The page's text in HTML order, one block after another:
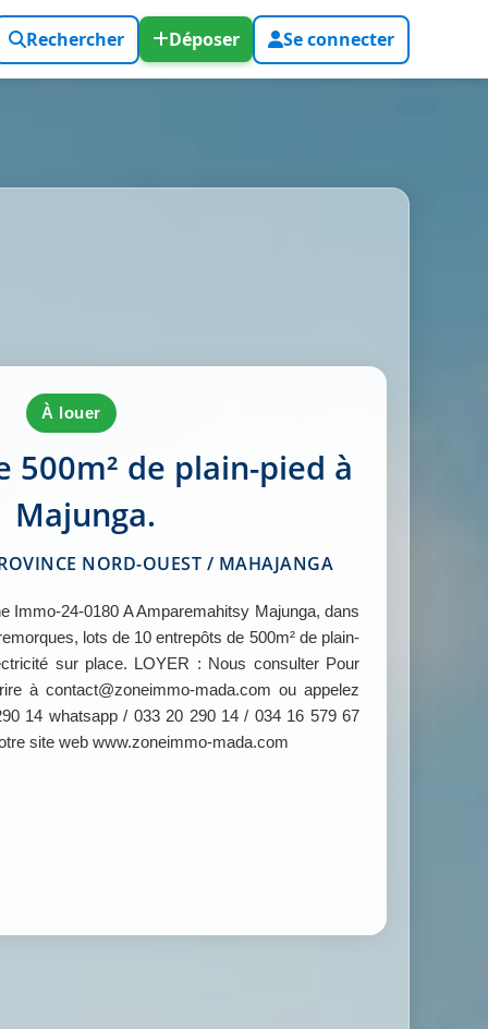
Rechercher Déposer Se connecter
à louer
500m² de plain-pied à
Majunga.
NORD-OUEST / MAHAJANGA
Immo-24-0180 A Amparemahitsy Majunga, dans
lots de 10 entrepôts de 500m² de plain-
sur place. LOYER : Nous consulter Pour
à contact@zoneimmo-mada.com ou appelez
14 whatsapp / 033 20 290 14 / 034 16 579 67
site web www.zoneimmo-mada.com